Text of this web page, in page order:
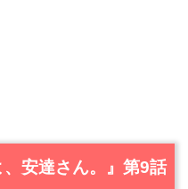
、安達さん。』第9話